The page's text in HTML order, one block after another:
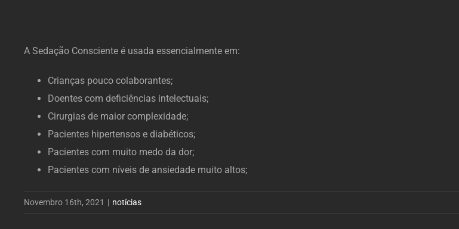
A Sedação Consciente é usada essencialmente em:
Crianças pouco colaborantes;
Doentes com deficiências intelectuais;
Cirurgias de maior complexidade;
Pacientes hipertensos e diabéticos;
Pacientes com muito medo da dor;
Pacientes com níveis de ansiedade muito altos;
Novembro 16th, 2021 | notícias